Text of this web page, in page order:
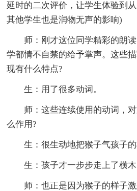
延时的二次评价，让学生体验到
其他学生也是润物无声的影响)
师：刚才这位同学精彩的朗读
学都情不自禁的给予掌声。这些
现有什么特点?
生：用了很多动词。
师：这些连续使用的动词，对
么作用?
生：很生动地把猴子气孩子的
生：孩子才一步步走上了横木
师：也正是因为猴子的样子激